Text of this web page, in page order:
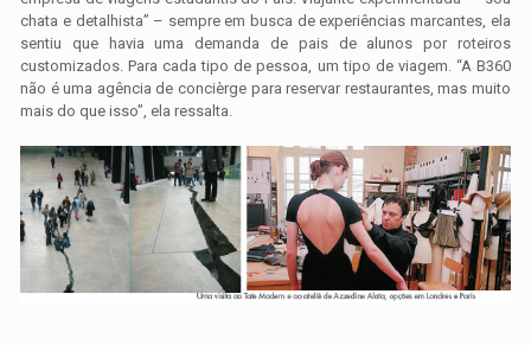
chata e detalhista” – sempre em busca de experiências marcantes, ela
sentiu que havia uma demanda de pais de alunos por roteiros
customizados. Para cada tipo de pessoa, um tipo de viagem. “A B360
não é uma agência de concièrge para reservar restaurantes, mas muito
mais do que isso”, ela ressalta.